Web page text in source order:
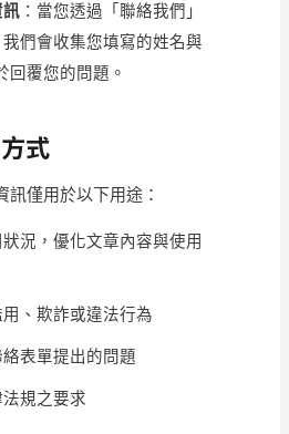
訊 ：當您透過「聯絡我們」
們會收集您填寫的姓名與
回覆您的問題。
式
訊僅用於以下用途：
況，優化文章內容與使用
、欺詐或違法行為
表單提出的問題
規之要求